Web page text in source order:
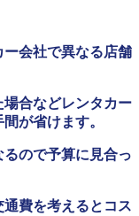
ー会社で異なる店舗
合などレンタカー
が省けます。
ので予算に見合っ
費を考えるとコス